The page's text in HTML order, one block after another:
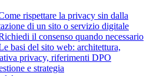
rispettare la privacy sin dalla
di un sito o servizio digitale
il consenso quando necessario
basi del sito web: architettura,
privacy, riferimenti DPO
e strategia